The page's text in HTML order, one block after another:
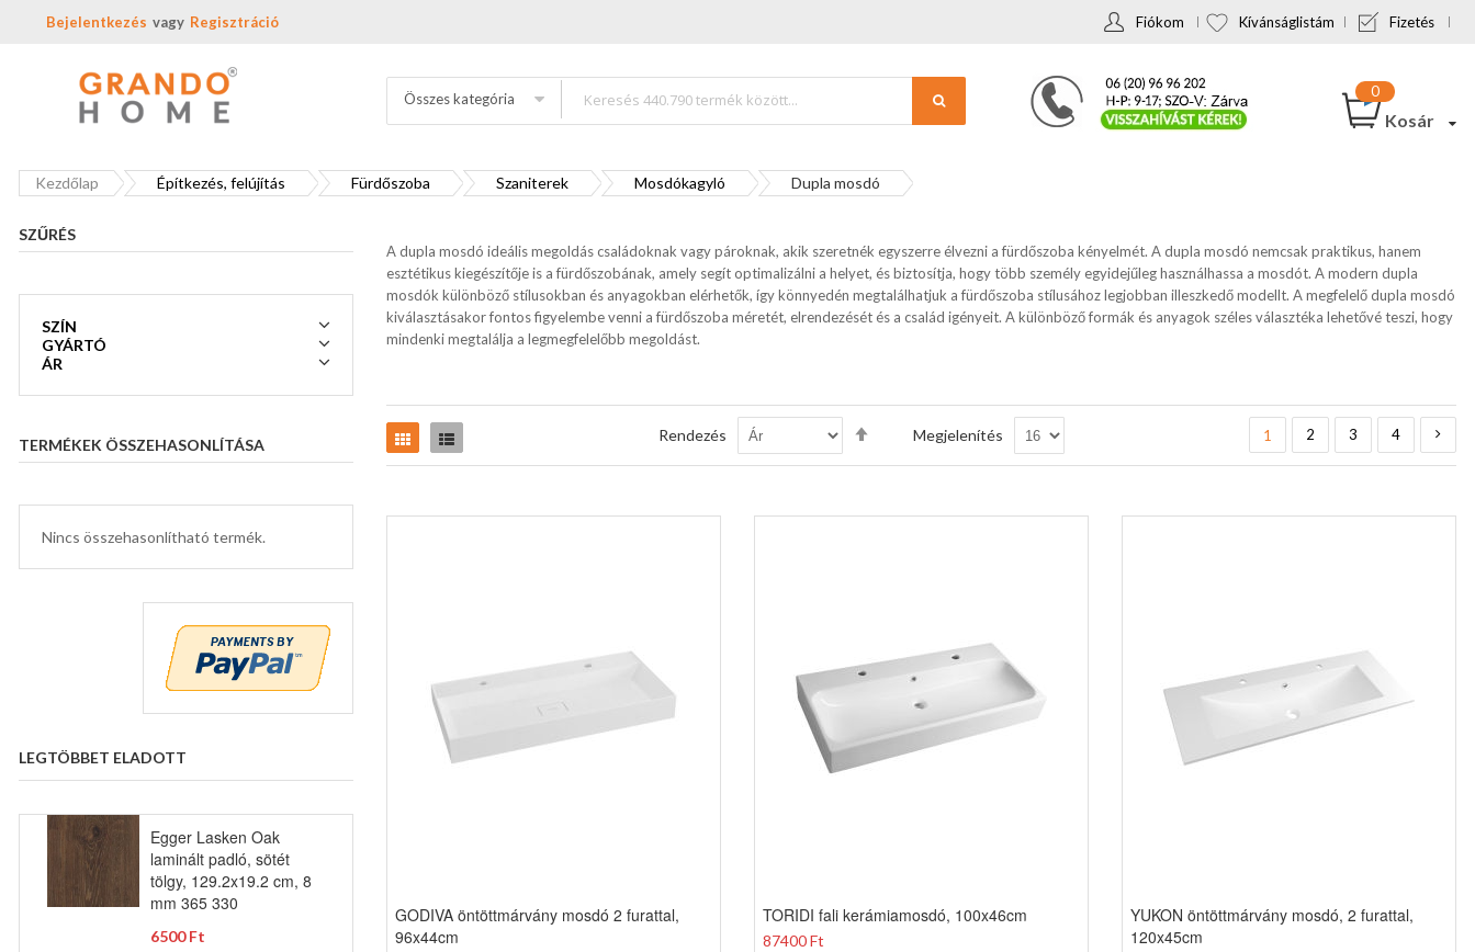
Bejelentkezés Regisztráció Fiókom Kívánságlistám Fizetés
Összes kategória
Kosár
Kezdőlap Építkezés, felújítás Fürdőszoba Szaniterek Mosdókagyló Dupla mosdó
A dupla mosdó ideális megoldás családoknak vagy pároknak, akik szeretnék egyszerre élvezni a fürdőszoba kényelmét. A dupla mosdó nemcsak praktikus, hanem
esztétikus kiegészítője is a fürdőszobának, amely segít optimalizálni a helyet, és biztosítja, hogy több személy egyidejűleg használhassa a mosdót. A modern dupla
mosdók különböző stílusokban és anyagokban elérhetők, így könnyedén megtalálhatjuk a fürdőszoba stílusához legjobban illeszkedő modellt. A megfelelő dupla mosdó
kiválasztásakor fontos figyelembe venni a fürdőszoba méretét, elrendezését és a család igényeit. A különböző formák és anyagok széles választéka lehetővé teszi, hogy
mindenki megtalálja a legmegfelelőbb megoldást.
Rács Lista Rendezés
Csökkenő
sorrendbe
Megjelenítés
Oldal
You're currently reading page
1
Oldal
2
Oldal
3
Oldal
4
GODIVA öntöttmárvány mosdó 2 furattal,
96x44cm
TORIDI fali kerámiamosdó, 100x46cm
87400 Ft
YUKON öntöttmárvány mosdó, 2 furattal,
120x45cm
SZŰRÉS
SZÍN
GYÁRTÓ
ÁR
TERMÉKEK ÖSSZEHASONLÍTÁSA
Nincs összehasonlítható termék.
LEGTÖBBET ELADOTT
Egger Lasken Oak
laminált padló, sötét
tölgy, 129.2x19.2 cm, 8
mm 365 330
6500 Ft